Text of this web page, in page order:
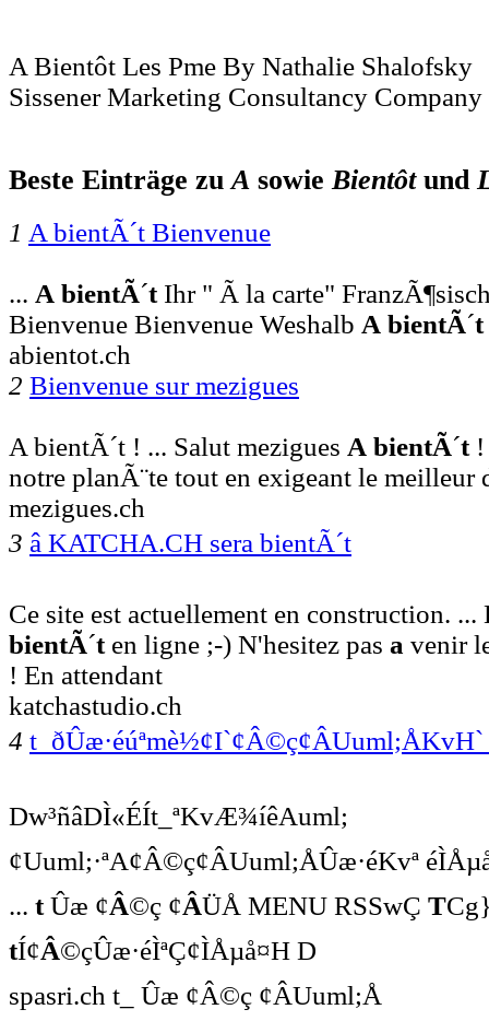
A Bientôt Les Pme By Nathalie Shalofsky
Sissener Marketing Consultancy Company
Beste Einträge zuA sowieBientôtund
1 A bientÃ´t Bienvenue
... A bientÃ´tIhr " Ã la carte"
Bienvenue Bienvenue Weshalb A bientÃ´t
abientot.ch
2 Bienvenue sur mezigues
A bientÃ´t ! ... Salut mezigues A bientÃ´t!
notre planÃ¨te tout en exigeant le meilleur
mezigues.ch
3 â KATCHA.CH sera bientÃ´t
Ce site est actuellement en construction.
bientÃ´ten ligne ;-) N'hesitez pas a venir
! En attendant
katchastudio.ch
4 t_ðÛæ·éúªmè½¢I`¢Â©ç¢ÂUuml;ÅKvH`
Dw³ñâDÌ«ÉÍt_ªKvÆ¾íêAuml;
¢Uuml;·ªA¢Â©ç¢ÂUuml;ÅÛæ·éKvª
...  t Ûæ ¢Â©ç ¢ÂÜÅ MENU RSSwÇ  T
tÍ¢Â©çÛæ·éÌªÇ¢ÌÅµå¤H D
spasri.ch t_ Ûæ ¢Â©ç ¢ÂUuml;Å